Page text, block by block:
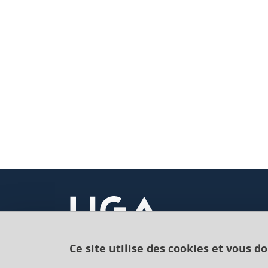
Ce site utilise des cookies et vous